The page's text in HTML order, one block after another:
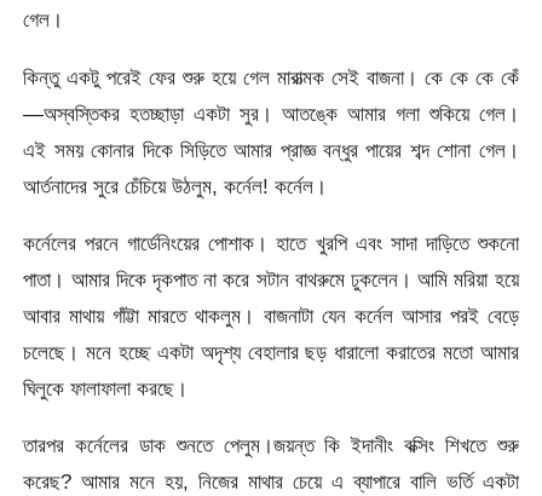
গেল।
কিন্তু একটু পরেই ফের শুরু হয়ে গেল মারাত্মক সেই বাজনা। কে কে কে কেঁ
—অস্বস্তিকর হতচ্ছাড়া একটা সুর। আতঙ্কে আমার গলা শুকিয়ে গেল।
এই সময় কোনার দিকে সিড়িতে আমার প্রাজ্ঞ বন্ধুর পায়ের শব্দ শোনা গেল।
আর্তনাদের সুরে চেঁচিয়ে উঠলুম, কর্নেল! কর্নেল।
কর্নেলের পরনে গার্ডেনিংয়ের পোশাক। হাতে খুরপি এবং সাদা দাড়িতে শুকনো
পাতা। আমার দিকে দৃকপাত না করে সটান বাথরুমে ঢুকলেন। আমি মরিয়া হয়ে
আবার মাথায় গাঁট্টা মারতে থাকলুম। বাজনাটা যেন কর্নেল আসার পরই বেড়ে
চলেছে। মনে হচ্ছে একটা অদৃশ্য বেহালার ছড় ধারালো করাতের মতো আমার
ঘিলুকে ফালাফালা করছে।
তারপর কর্নেলের ডাক শুনতে পেলুম।জয়ন্ত কি ইদানীং বক্সিং শিখতে শুরু
করেছ? আমার মনে হয়, নিজের মাথার চেয়ে এ ব্যাপারে বালি ভর্তি একটা